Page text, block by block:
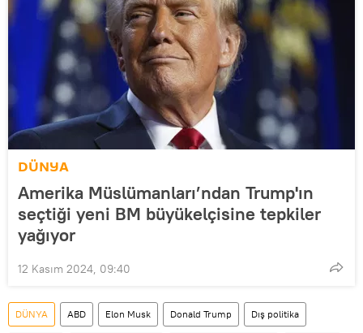
DÜNYA
Amerika Müslümanları’ndan Trump'ın
seçtiği yeni BM büyükelçisine tepkiler
yağıyor
12 Kasım 2024, 09:40
DÜNYA ABD Elon Musk Donald Trump Dış politika